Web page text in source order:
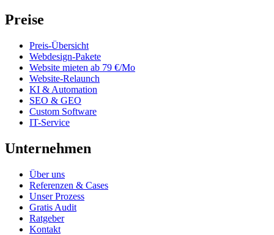
Preise
Preis-Übersicht
Webdesign-Pakete
Website mieten ab 79 €/Mo
Website-Relaunch
KI & Automation
SEO & GEO
Custom Software
IT-Service
Unternehmen
Über uns
Referenzen & Cases
Unser Prozess
Gratis Audit
Ratgeber
Kontakt